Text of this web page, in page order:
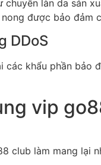
chuyên làn da sản
được bảo đảm
DDoS
khẩu phần bảo
vip
club làm mang lại